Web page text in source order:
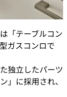
「テーブルコン
ガスコンロで
独立したパーツ
」に採用され、